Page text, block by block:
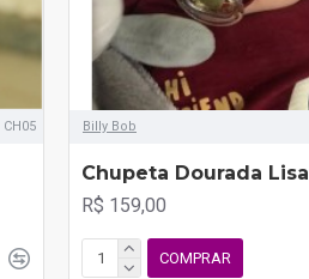
CH05 Billy Bob
Chupeta Dourada Lisa
R$ 159,00
COMPRAR